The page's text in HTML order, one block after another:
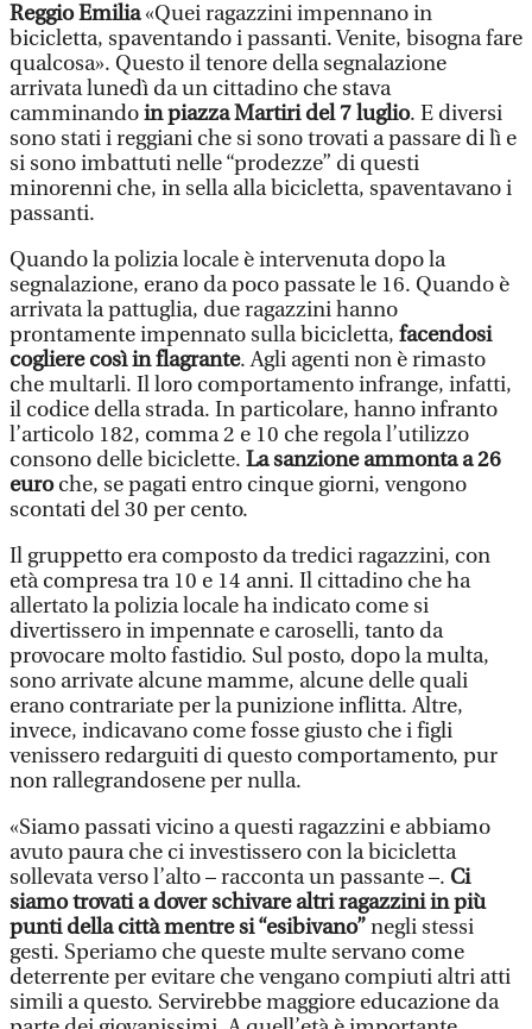
Reggio Emilia«Quei ragazzini impennano in
bicicletta, spaventando i passanti. Venite, bisogna fare
qualcosa». Questo il tenore della segnalazione
arrivata lunedì da un cittadino che stava
camminandoin piazza Martiri del 7 luglio. E diversi
sono stati i reggiani che si sono trovati a passare di lì e
si sono imbattuti nelle “prodezze” di questi
minorenni che, in sella alla bicicletta, spaventavano i
passanti.
Quando la polizia locale è intervenuta dopo la
segnalazione, erano da poco passate le 16. Quando è
arrivata la pattuglia, due ragazzini hanno
prontamente impennato sulla bicicletta, facendosi
cogliere così in flagrante. Agli agenti non è rimasto
che multarli. Il loro comportamento infrange, infatti,
il codice della strada. In particolare, hanno infranto
l’articolo 182, comma 2 e 10 che regola l’utilizzo
consono delle biciclette. La sanzione ammonta a 26
euroche, se pagati entro cinque giorni, vengono
scontati del 30 per cento.
Il gruppetto era composto da tredici ragazzini, con
età compresa tra 10 e 14 anni. Il cittadino che ha
allertato la polizia locale ha indicato come si
divertissero in impennate e caroselli, tanto da
provocare molto fastidio. Sul posto, dopo la multa,
sono arrivate alcune mamme, alcune delle quali
erano contrariate per la punizione inflitta. Altre,
invece, indicavano come fosse giusto che i figli
venissero redarguiti di questo comportamento, pur
non rallegrandosene per nulla.
«Siamo passati vicino a questi ragazzini e abbiamo
avuto paura che ci investissero con la bicicletta
sollevata verso l’alto – racconta un passante –. Ci
siamo trovati a dover schivare altri ragazzini in più
punti della città mentre si “esibivano”negli stessi
gesti. Speriamo che queste multe servano come
deterrente per evitare che vengano compiuti altri atti
simili a questo. Servirebbe maggiore educazione da